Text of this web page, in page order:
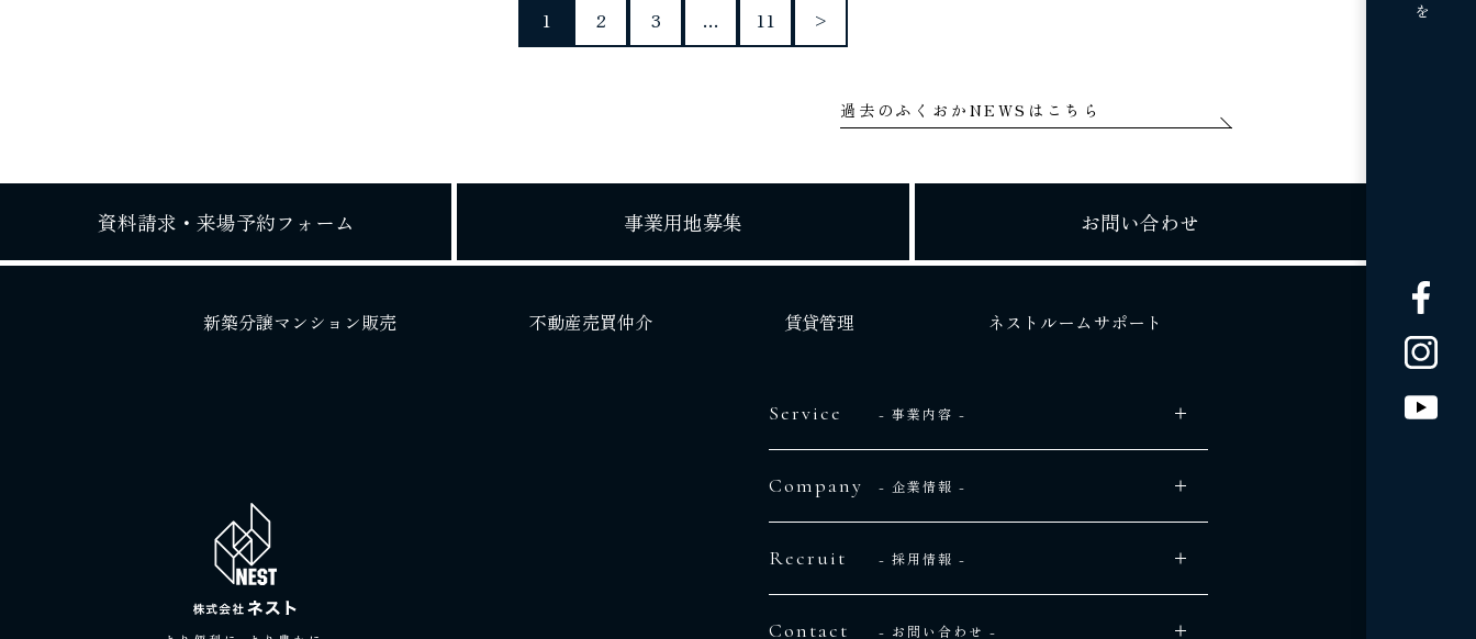
1 2 3 … 11 >
過去のふくおかNEWSはこちら
資料請求・ 来場予約フォーム 事業用地募集 お問い合わせ
新築分譲マンション販売 不動産売買仲介 賃貸管理 ネストルームサポート
Service - 事業内容 -
Company - 企業情報 -
Recruit - 採用情報 -
Contact - お問い合わせ -